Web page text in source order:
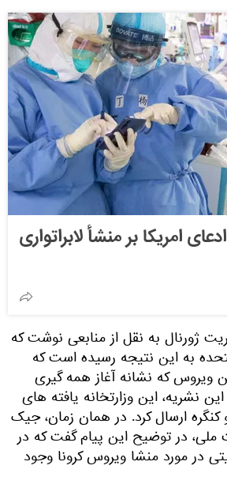
امریکا بر منشأ لابراتواری
ژورنال به نقل از منابعی نوشت که
به این نتیجه رسیده است که
ویروس که نشانه آغاز همه گیری
نشریه، این وزارتخانه یافته های
ارسال کرد. در همان زمان، جیک
ملی، در توضیح این پیام گفت که در
در مورد منشا ویروس کرونا وجود